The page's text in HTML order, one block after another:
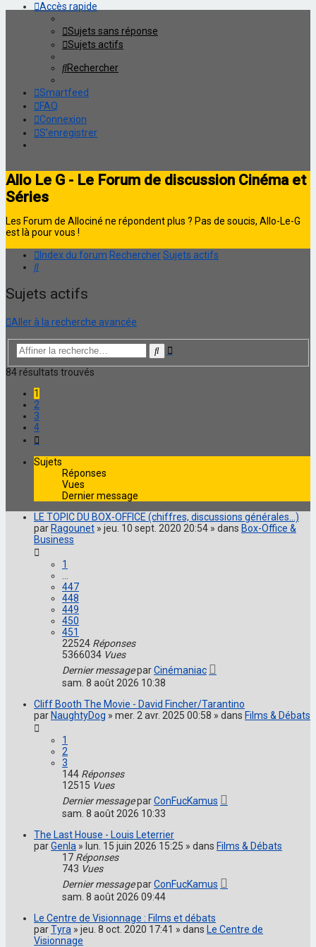
Accès rapide
Sujets sans réponse
Sujets actifs
Rechercher
Smartfeed
FAQ
Connexion
S’enregistrer
Allo Le G - Le Forum de discussion Cinéma et
Séries
Les Forum de Allociné ne répondent plus ? Pas de soucis, Allo-Le-G
est là pour vous !
Index du forum RechercherSujets actifs
Rechercher
Sujets actifs
Aller à la recherche avancée
Rechercher
Recherche
84 résultats trouvés
1
2
3
4
Sujets
Réponses
Vues
Dernier message
LE TOPIC DU BOX-OFFICE (chiffres, discussions générales...)
parRagounet » jeu. 10 sept. 2020 20:54 » dans Box-Office &
Business
1
447
448
449
450
451
22524 Réponses
5366034 Vues
Dernier messageparCinémaniac
sam. 8 août 2026 10:38
Cliff Booth The Movie - David Fincher/Tarantino
parNaughtyDog » mer. 2 avr. 2025 00:58 » dans Films & Débats
1
2
3
144 Réponses
12515 Vues
Dernier messageparConFucKamus
sam. 8 août 2026 10:33
The Last House - Louis Leterrier
parGenla » lun. 15 juin 2026 15:25 » dans Films & Débats
17 Réponses
743 Vues
Dernier messageparConFucKamus
sam. 8 août 2026 09:44
Le Centre de Visionnage : Films et débats
parTyra » jeu. 8 oct. 2020 17:41 » dans Le Centre de
Visionnage